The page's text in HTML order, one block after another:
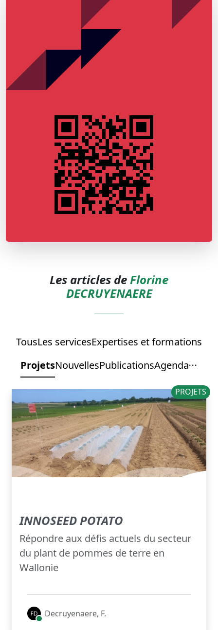
Les articles deFlorine
DECRUYENAERE
TousLes servicesExpertises et formations
ProjetsNouvellesPublicationsAgenda
PROJETS
INNOSEED POTATO
Répondre aux défis actuels du secteur
du plant de pommes de terre en
Wallonie
Decruyenaere, F.